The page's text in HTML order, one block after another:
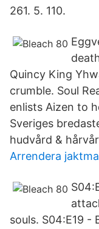
261. 5. 110.
Quincy King
crumble. Soul
enlists Aizen to
Sveriges
hudvård &
Arrendera
souls. S04:E19